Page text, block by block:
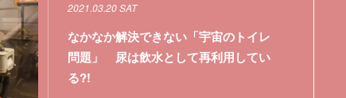
2021.03.20 SAT
なかなか解決できない「宇宙のトイレ
問題」 尿は飲水として再利用してい
る?!